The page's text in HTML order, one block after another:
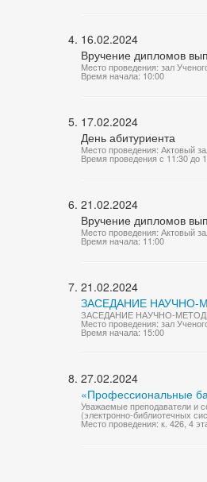
16.02.2024
Вручение дипломов
Место проведения: зал
Время начала: 10:00
17.02.2024
День абитуриента
Место проведения: Актовый
Время проведения с 11:30 до
21.02.2024
Вручение дипломов
Место проведения: Актовый
Время начала: 11:00
21.02.2024
ЗАСЕДАНИЕ НАУЧНО-
ЗАСЕДАНИЕ НАУЧНО-
Место проведения: зал
Время начала: 15:00
27.02.2024
«Профессиональные
Уважаемые преподаватели и
(электронно-библиотечных
Место проведения: к. 426, 4